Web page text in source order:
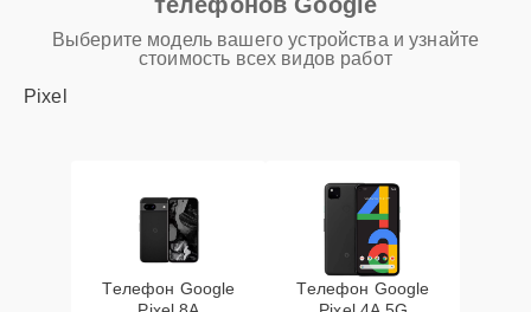
Выберите модель вашего устройства и узнайте
стоимость всех видов работ
Pixel
Телефон Google
Телефон Google